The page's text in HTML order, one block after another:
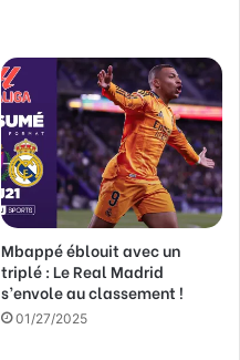
Mbappé éblouit avec un
triplé : Le Real Madrid
s’envole au classement !
01/27/2025